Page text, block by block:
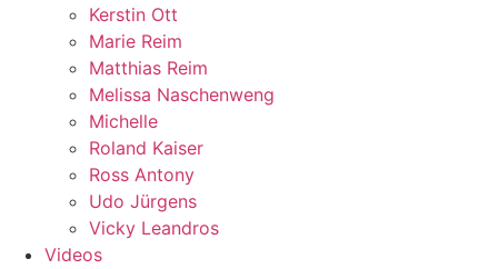
Kerstin Ott
Marie Reim
Matthias Reim
Melissa Naschenweng
Michelle
Roland Kaiser
Ross Antony
Udo Jürgens
Vicky Leandros
Videos